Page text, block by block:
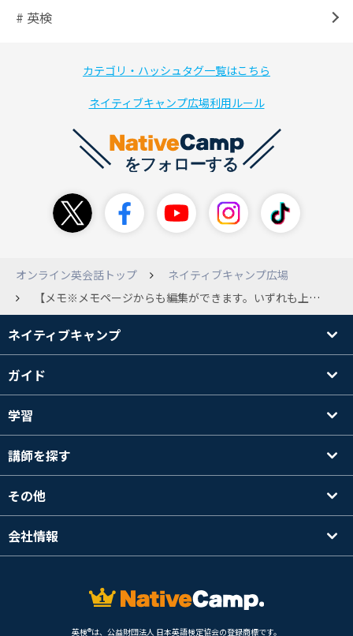
# 英検
カテゴリ・ハッシュタグ一覧はこちら
ネイティブキャンプ広場利用ルール
オンライン英会話トップ
ネイティブキャンプ広場
【メモ※メモページからも編集ができます。いずれも上書き保存されます】 講師の画面の下のメモ欄とレッスン後の先生からのメッセージの下のメモ欄が連動して上書きされるように変更されました。 メモ欄について。皆さんどのように使われていますか？ 私は前にレッスンした先生でも忘れてしまうことが多いので、講師の頁のメモ欄には特に強かった印象、人柄。好みをメモって次回取る時の参考にしていました。 又レビューのメモ欄にはその時の話題や、コメントの分からなかった部分を訳してメモってました。 でも連動されると何度もレッスンしている先生の場合はとても困ります。 特に講師の下のメモ欄は小さなスペースなのでスクロールしないと見れないので変更する意味がないように思うのですが。 良かれとシステム変更して下さったのに申し訳ないけど、同じような方おられませんか？ 又良い使い方あれば教えて頂きたいのでよろしくお願いします。
ネイティブキャンプ
ガイド
学習
講師を探す
その他
会社情報
英検®は、公益財団法人 日本英語検定協会の登録商標です。